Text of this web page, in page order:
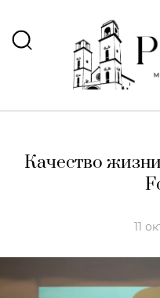
Качество
11